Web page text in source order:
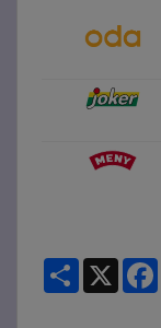
Share X